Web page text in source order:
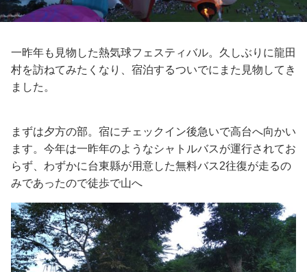
一昨年も見物した熱気球フェスティバル。久しぶりに龍田
村を訪ねてみたくなり、宿泊するついでにまた見物してき
ました。
まずは夕方の部。宿にチェックイン後急いで高台へ向かい
ます。今年は一昨年のようなシャトルバスが運行されてお
らず、わずかに台東縣が用意した無料バス2往復が走るの
みであったので徒歩で山へ